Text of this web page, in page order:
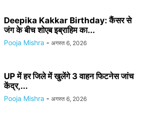
Deepika Kakkar Birthday: कैंसर से
जंग के बीच शोएब इब्राहिम का...
Pooja Mishra - अगस्त 6, 2026
UP में हर जिले में खुलेंगे 3 वाहन फिटनेस जांच
केंद्र,...
Pooja Mishra - अगस्त 6, 2026